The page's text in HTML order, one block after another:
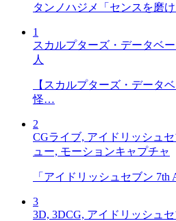
タンノハジメ「センスを磨
1
スカルプターズ・データベ
人
【スカルプターズ・データ
怪…
2
CGライブ, アイドリッシュ
ュー, モーションキャプチャ
「アイドリッシュセブン 7th
3
3D, 3DCG, アイドリッシュ